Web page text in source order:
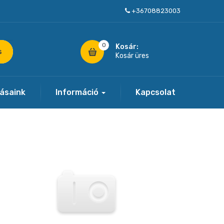
+36708823003
0
Kosár:
Kosár üres
Információ Kapcsolat